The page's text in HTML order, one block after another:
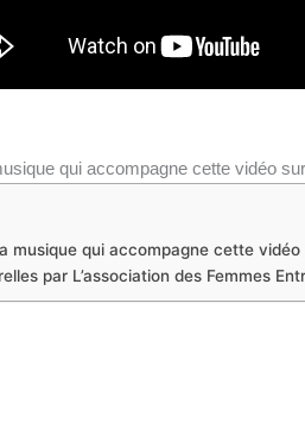
qui accompagne cette vidéo
musique qui accompagne cette
par L’association des Femmes